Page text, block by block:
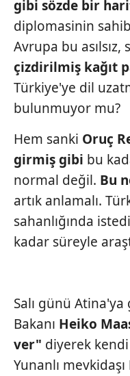
kullanılmaktadır. Bu
verileriniz işlenmekte
toplumu hizmetlerinin
kullanılmaktadır. Diğer
kılınması ve
reklam/pazarlama
sınırlı olarak açık
Çerezlere ilişkin
vasıtasıyla
için Ayarlar butonuna
Metnimizi ziyaret
6698 sayılı Kişisel
hazırlanmış
ilgili mevzuata uygun
gibi sözde bir
diplomasinin
Avrupa bu asılsız,
çizdirilmiş kağıt
Türkiye'ye dil
bulunmuyor mu?
Hem sanki Oruç
girmişgibi bu
normal değil. Bu
artık anlamalı.
sahanlığında
kadar süreyle
Salı günü
Bakanı Heiko
ver" diyerek
Yunanlı mevkidaşı